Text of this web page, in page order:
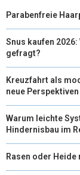
Parabenfreie
Snus kaufen
gefragt?
Kreuzfahrt als
neue Perspektiven
Warum leichte
Hindernisbau im
Rasen oder